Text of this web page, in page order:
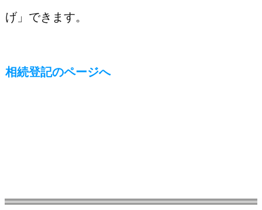
げ」できます。
相続登記のページへ